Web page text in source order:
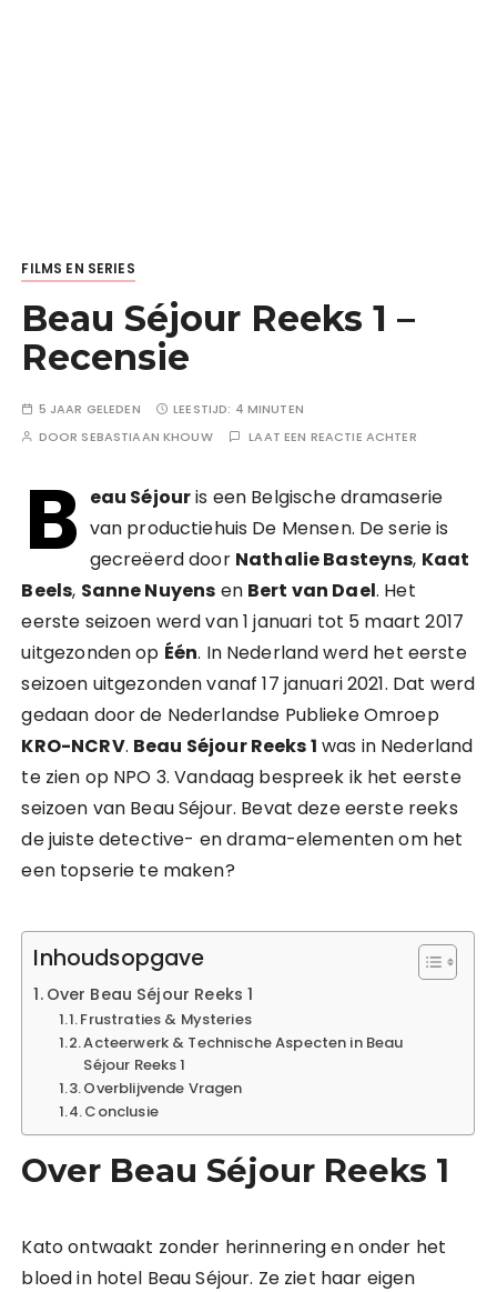
FILMS EN SERIES
Beau Séjour Reeks 1 –
Recensie
5 JAAR GELEDEN LEESTIJD: 4 MINUTEN
DOOR SEBASTIAAN KHOUW LAAT EEN REACTIE ACHTER
B eau Séjouris een Belgische dramaserie
van productiehuis De Mensen. De serie is
gecreëerd door Nathalie Basteyns, Kaat
Beels, Sanne Nuyens en Bert van Dael. Het
eerste seizoen werd van 1 januari tot 5 maart 2017
uitgezonden op Één. In Nederland werd het eerste
seizoen uitgezonden vanaf 17 januari 2021. Dat werd
gedaan door de Nederlandse Publieke Omroep
KRO-NCRV. Beau Séjour Reeks 1 was in Nederland
te zien op NPO 3. Vandaag bespreek ik het eerste
seizoen van Beau Séjour. Bevat deze eerste reeks
de juiste detective- en drama-elementen om het
een topserie te maken?
Inhoudsopgave
Over Beau Séjour Reeks 1
Frustraties & Mysteries
Acteerwerk & Technische Aspecten in Beau
Séjour Reeks 1
Overblijvende Vragen
Conclusie
Over Beau Séjour Reeks 1
Kato ontwaakt zonder herinnering en onder het
bloed in hotel Beau Séjour. Ze ziet haar eigen